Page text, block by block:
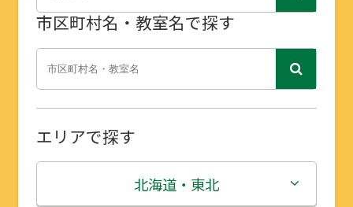
市区町村名・教室名で探す
エリアで探す
北海道・東北